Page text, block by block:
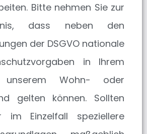
Bitte nehmen Sie zur
dass neben den
der DSGVO nationale
in Ihrem
unserem Wohn- oder
gelten können. Sollten
im Einzelfall speziellere